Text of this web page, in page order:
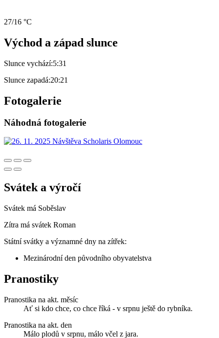
27/16 °C
Východ a západ slunce
Slunce vychází:5:31
Slunce zapadá:20:21
Fotogalerie
Náhodná fotogalerie
Svátek a výročí
Svátek má Soběslav
Zítra má svátek Roman
Státní svátky a významné dny na zítřek:
Mezinárodní den původního obyvatelstva
Pranostiky
Pranostika na akt. měsíc
Ať si kdo chce, co chce říká - v srpnu ještě do rybníka.
Pranostika na akt. den
Málo plodů v srpnu, málo včel z jara.